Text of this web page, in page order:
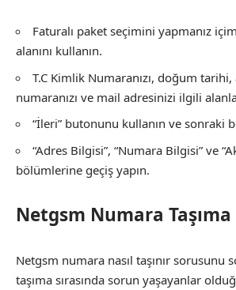
Faturalı paket seçimini yapmanız içim
alanını kullanın.
T.C Kimlik Numaranızı, doğum
numaranızı ve mail adresinizi ilgili
“İleri” butonunu kullanın ve sonraki
“Adres Bilgisi”, “Numara Bilgisi” ve
bölümlerine geçiş yapın.
Netgsm Numara
Netgsm numara nasıl taşınır sorusunu
taşıma sırasında sorun yaşayanlar